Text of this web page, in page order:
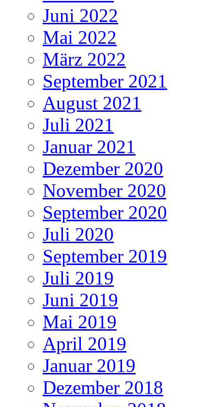
Juni 2022
Mai 2022
März 2022
September 2021
August 2021
Juli 2021
Januar 2021
Dezember 2020
November 2020
September 2020
Juli 2020
September 2019
Juli 2019
Juni 2019
Mai 2019
April 2019
Januar 2019
Dezember 2018